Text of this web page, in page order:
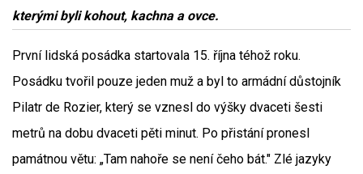
kterými byli kohout, kachna a ovce.
První lidská posádka startovala 15. října téhož roku.
Posádku tvořil pouze jeden muž a byl to armádní důstojník
Pilatr de Rozier, který se vznesl do výšky dvaceti šesti
metrů na dobu dvaceti pěti minut. Po přistání pronesl
památnou větu: „Tam nahoře se není čeho bát." Zlé jazyky